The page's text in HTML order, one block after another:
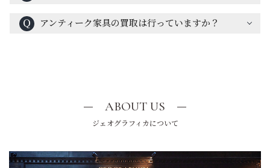
Ｑ アンティーク家具の買取は行っていますか？
ABOUT US
ジェオグラフィカについて